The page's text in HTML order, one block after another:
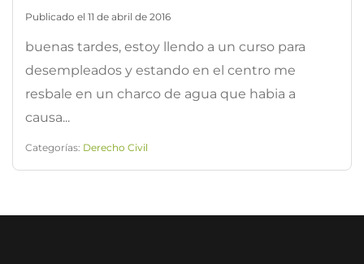
Publicado el 11 de abril de 2016
buenas tardes, estoy llendo a un curso para
desempleados y estando en el centro me
resbale en un charco de agua que habia a
causa...
Categorías: Derecho Civil